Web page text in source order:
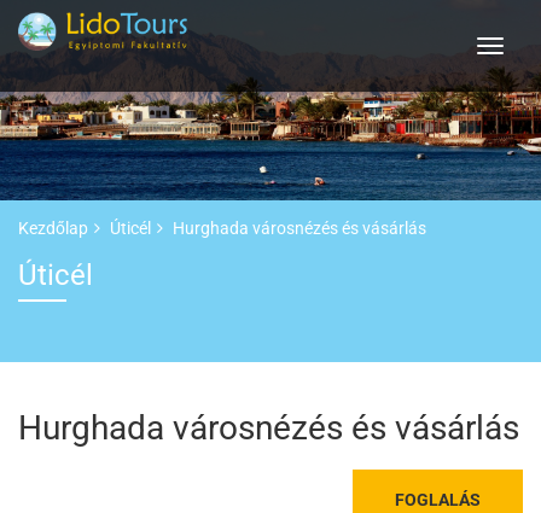
Kezdőlap Úticél Hurghada városnézés és vásárlás
Úticél
Hurghada városnézés és vásárlás
FOGLALÁS